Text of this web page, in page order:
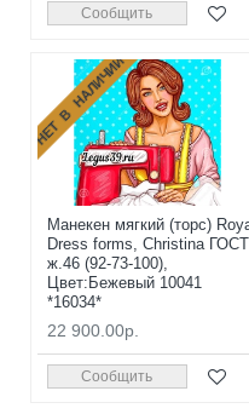
Сообщить
НЕТ В НАЛИЧИИ
Манекен мягкий (торс)
Dress forms, Christina ГОСТ
ж.46 (92-73-100),
Цвет:Бежевый 10041
*16034*
22 900.00р.
Сообщить